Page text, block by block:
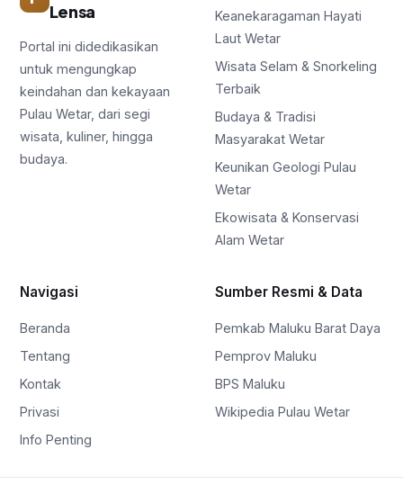
Lensa
Portal ini didedikasikan
untuk mengungkap
keindahan dan kekayaan
Pulau Wetar, dari segi
wisata, kuliner, hingga
budaya.
Keanekaragaman Hayati
Laut Wetar
Wisata Selam & Snorkeling
Terbaik
Budaya & Tradisi
Masyarakat Wetar
Keunikan Geologi Pulau
Wetar
Ekowisata & Konservasi
Alam Wetar
Navigasi
Beranda
Tentang
Kontak
Privasi
Info Penting
Sumber Resmi & Data
Pemkab Maluku Barat Daya
Pemprov Maluku
BPS Maluku
Wikipedia Pulau Wetar